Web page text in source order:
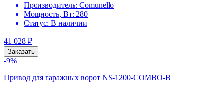
Производитель: Comunello
Мощность, Вт: 280
Статус: В наличии
41 028 ₽
Заказать
-9%
Привод для гаражных ворот NS-1200-COMBO-B